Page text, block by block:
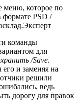
меню, которое по
PSD /
команды
для
/Save.
и заменяя на
решили
ведь
дорогу для правок